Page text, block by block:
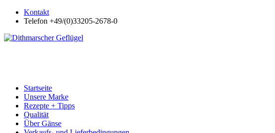
Kontakt
Telefon +49/(0)33205-2678-0
Startseite
Unsere Marke
Rezepte + Tipps
Qualität
Über Gänse